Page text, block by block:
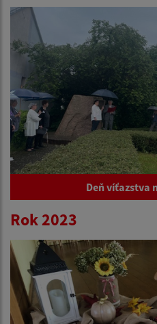
Deň víťazstva
Rok 2023